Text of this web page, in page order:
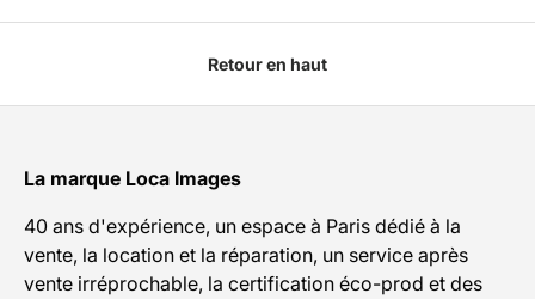
Retour en haut
La marque Loca Images
40 ans d'expérience, un espace à Paris dédié à la
vente, la location et la réparation, un service après
vente irréprochable, la certification éco-prod et des